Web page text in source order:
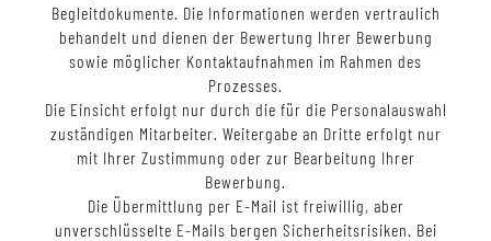
Begleitdokumente. Die Informationen werden vertraulich
behandelt und dienen der Bewertung Ihrer Bewerbung
sowie möglicher Kontaktaufnahmen im Rahmen des
Prozesses.
Die Einsicht erfolgt nur durch die für die Personalauswahl
zuständigen Mitarbeiter. Weitergabe an Dritte erfolgt nur
mit Ihrer Zustimmung oder zur Bearbeitung Ihrer
Bewerbung.
Die Übermittlung per E-Mail ist freiwillig, aber
unverschlüsselte E-Mails bergen Sicherheitsrisiken. Bei